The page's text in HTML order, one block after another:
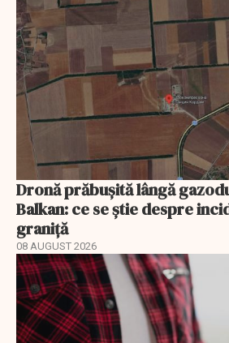
Dronă prăbușită lângă
Balkan: ce se știe despre
graniță
08 AUGUST 2026